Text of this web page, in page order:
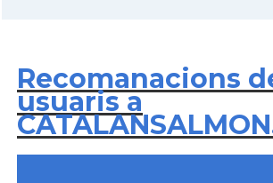
Recomanacions
usuaris a